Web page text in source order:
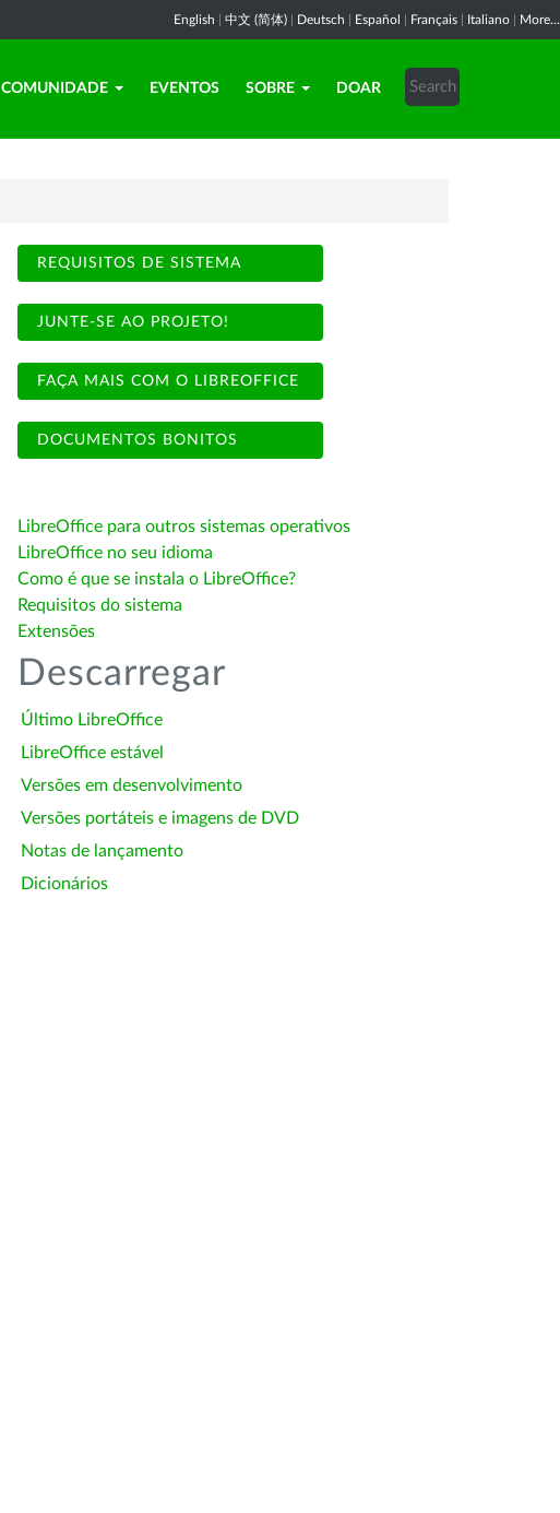
English 中文 (简体) Deutsch Español Français Italiano More...
COMUNIDADE EVENTOS SOBRE DOAR
REQUISITOS DE SISTEMA
JUNTE-SE AO PROJETO!
FAÇA MAIS COM O LIBREOFFICE
DOCUMENTOS BONITOS
LibreOffice para outros sistemas operativos
LibreOffice no seu idioma
Como é que se instala o LibreOffice?
Requisitos do sistema
Extensões
Descarregar
Último LibreOffice
LibreOffice estável
Versões em desenvolvimento
Versões portáteis e imagens de DVD
Notas de lançamento
Dicionários